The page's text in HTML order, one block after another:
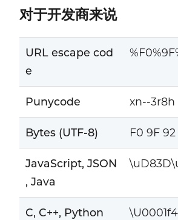
对于开发商来说
URL escape cod
e
Punycode xn--3r8h
Bytes (UTF-8) F0 9F
JavaScript, JSON
, Java
C, C++, Python